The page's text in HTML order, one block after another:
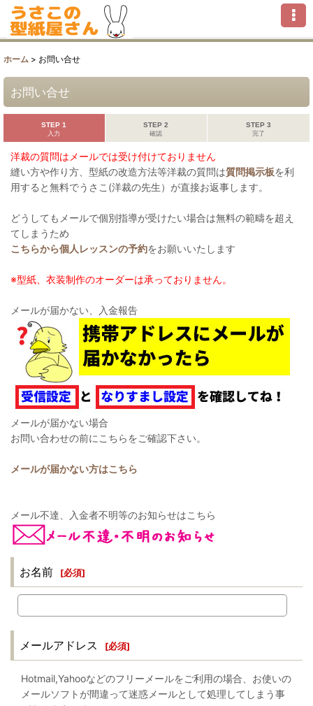
ホーム > お問い合せ
お問い合せ
STEP 1
入力
STEP 2
確認
STEP 3
完了
洋裁の質問はメールでは受け付けておりません
縫い方や作り方、型紙の改造方法等洋裁の質問は質問掲示板を利
用すると無料でうさこ(洋裁の先生）が直接お返事します。
どうしてもメールで個別指導が受けたい場合は無料の範疇を超え
てしまうため
こちらから個人レッスンの予約をお願いいたします
※型紙、衣装制作のオーダーは承っておりません。
メールが届かない、入金報告
メールが届かない場合
お問い合わせの前にこちらをご確認下さい。
メールが届かない方はこちら
メール不達、入金者不明等のお知らせはこちら
お名前 [必須]
メールアドレス [必須]
Hotmail,Yahooなどのフリーメールをご利用の場合、お使いの
メールソフトが間違って迷惑メールとして処理してしまう事